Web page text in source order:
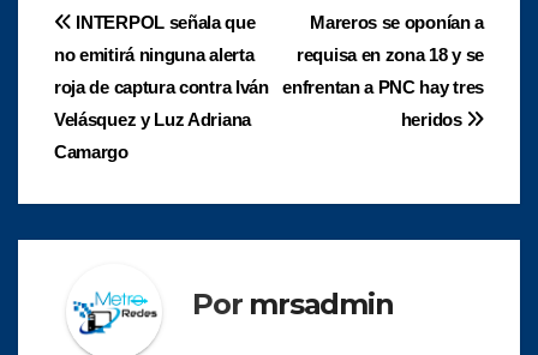
Navegación
de
entradas
Mareros se oponían a
requisa en zona 18 y se
enfrentan a PNC hay tres
heridos
INTERPOL señala que
no emitirá ninguna alerta
roja de captura contra Iván
Velásquez y Luz Adriana
Camargo
Por mrsadmin